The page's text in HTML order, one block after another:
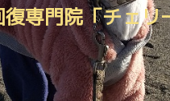
専門院「チェリ